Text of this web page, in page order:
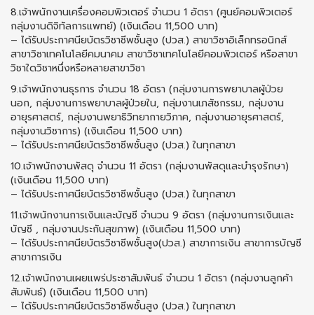
8.เจ้าพนักงานเครื่องคอมพิวเตอร์ จํานวน 1 อัตรา (ศูนย์คอมพิวเตอร์
กลุ่มงานดิจิทัลการแพทย์) (เงินเดือน 11,500 บาท)
– ได้รับประกาศนียบัตรวิชาชีพชั้นสูง (ปวส.) สาขาวิชาอิเล็กทรอนิกส์
สาขาวิชาเทคโนโลยีคมนาคม สาขาวิชาเทคโนโลยีคอมพิวเตอร์ หรือสาขา
วิชาใดวิชาหนึ่งหรือหลายสาขาวิชา
9.เจ้าพนักงานธุรการ จํานวน 18 อัตรา (กลุ่มงานการพยาบาลผู้ป่วย
นอก, กลุ่มงานการพยาบาลผู้ป่วยใน, กลุ่มงานเภสัชกรรม, กลุ่มงาน
อายุรศาสตร์, กลุ่มงานพยาธิวิทยากายวิภาค, กลุ่มงานอายุรศาสตร์,
กลุ่มงานวิชาการ) (เงินเดือน 11,500 บาท)
– ได้รับประกาศนียบัตรวิชาชีพชั้นสูง (ปวส.) ในทุกสาขา
10.เจ้าพนักงานพัสดุ จํานวน 11 อัตรา (กลุ่มงานพัสดุและบำรุงรักษา)
(เงินเดือน 11,500 บาท)
– ได้รับประกาศนียบัตรวิชาชีพชั้นสูง (ปวส.) ในทุกสาขา
11.เจ้าพนักงานการเงินและบัญชี จํานวน 9 อัตรา (กลุ่มงานการเงินและ
บัญชี , กลุ่มงานประกันสุขภาพ) (เงินเดือน 11,500 บาท)
– ได้รับประกาศนียบัตรวิชาชีพชั้นสูง(ปวส.) สาขาการเงิน สาขาการบัญชี
สาขาการเงิน
12.เจ้าพนักงานเผยแพร่ประชาสัมพันธ์ จํานวน 1 อัตรา (กลุ่มงานลูกค้า
สัมพันธ์) (เงินเดือน 11,500 บาท)
– ได้รับประกาศนียบัตรวิชาชีพชั้นสูง (ปวส.) ในทุกสาขา